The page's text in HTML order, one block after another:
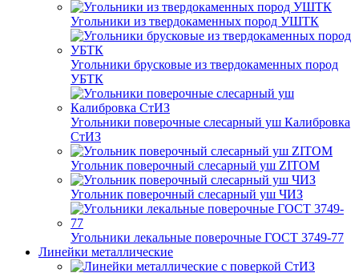
Угольники из твердокаменных пород УШТК
Угольники брусковые из твердокаменных пород
УБТК
Угольники поверочные слесарный уш Калибровка
СтИЗ
Угольник поверочный слесарный уш ZITOM
Угольник поверочный слесарный уш ЧИЗ
Угольники лекальные поверочные ГОСТ 3749-77
Линейки металлические